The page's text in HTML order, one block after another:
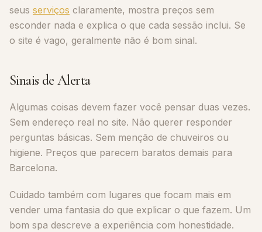
seus serviços claramente, mostra preços sem
esconder nada e explica o que cada sessão inclui. Se
o site é vago, geralmente não é bom sinal.
Sinais de Alerta
Algumas coisas devem fazer você pensar duas vezes.
Sem endereço real no site. Não querer responder
perguntas básicas. Sem menção de chuveiros ou
higiene. Preços que parecem baratos demais para
Barcelona.
Cuidado também com lugares que focam mais em
vender uma fantasia do que explicar o que fazem. Um
bom spa descreve a experiência com honestidade.